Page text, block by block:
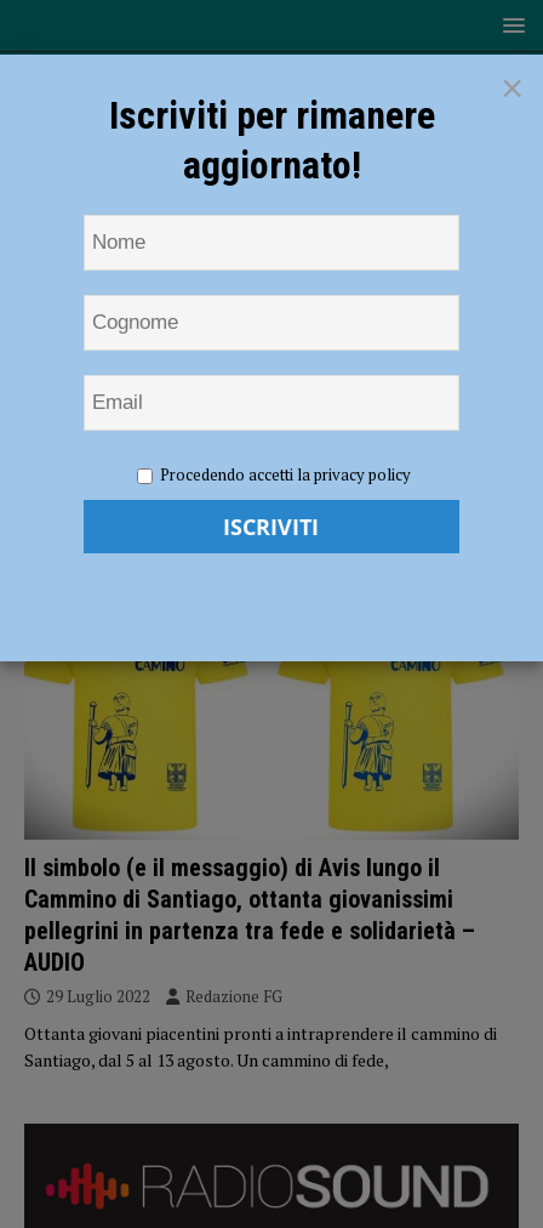
Luglio 2022
Il simbolo (e il messaggio) di Avis lungo il
Cammino di Santiago, ottanta giovanissimi
pellegrini in partenza tra fede e solidarietà –
AUDIO
29 Luglio 2022 Redazione FG
Ottanta giovani piacentini pronti a intraprendere il cammino di
Santiago, dal 5 al 13 agosto. Un cammino di fede,
×
Iscriviti per rimanere
aggiornato!
Procedendo accetti la privacy policy